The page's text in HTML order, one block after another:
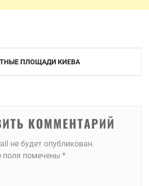
ПЛОЩАДИ КИЕВА
КОММЕНТАРИЙ
не будет опубликован.
поля помечены *